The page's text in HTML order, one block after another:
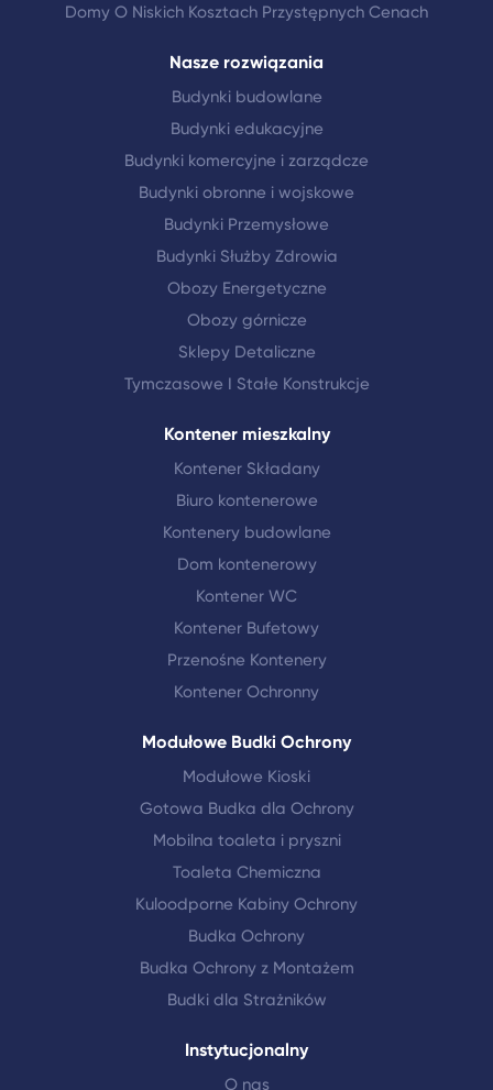
Domy O Niskich Kosztach Przystępnych Cenach
Nasze rozwiązania
Budynki budowlane
Budynki edukacyjne
Budynki komercyjne i zarządcze
Budynki obronne i wojskowe
Budynki Przemysłowe
Budynki Służby Zdrowia
Obozy Energetyczne
Obozy górnicze
Sklepy Detaliczne
Tymczasowe I Stałe Konstrukcje
Kontener mieszkalny
Kontener Składany
Biuro kontenerowe
Kontenery budowlane
Dom kontenerowy
Kontener WC
Kontener Bufetowy
Przenośne Kontenery
Kontener Ochronny
Modułowe Budki Ochrony
Modułowe Kioski
Gotowa Budka dla Ochrony
Mobilna toaleta i pryszni
Toaleta Chemiczna
Kuloodporne Kabiny Ochrony
Budka Ochrony
Budka Ochrony z Montażem
Budki dla Strażników
Instytucjonalny
O nas